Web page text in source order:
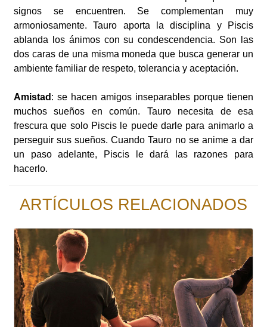
signos se encuentren. Se complementan muy
armoniosamente. Tauro aporta la disciplina y Piscis
ablanda los ánimos con su condescendencia. Son las
dos caras de una misma moneda que busca generar un
ambiente familiar de respeto, tolerancia y aceptación.
Amistad : se hacen amigos inseparables porque tienen
muchos sueños en común. Tauro necesita de esa
frescura que solo Piscis le puede darle para animarlo a
perseguir sus sueños. Cuando Tauro no se anime a dar
un paso adelante, Piscis le dará las razones para
hacerlo.
ARTÍCULOS RELACIONADOS